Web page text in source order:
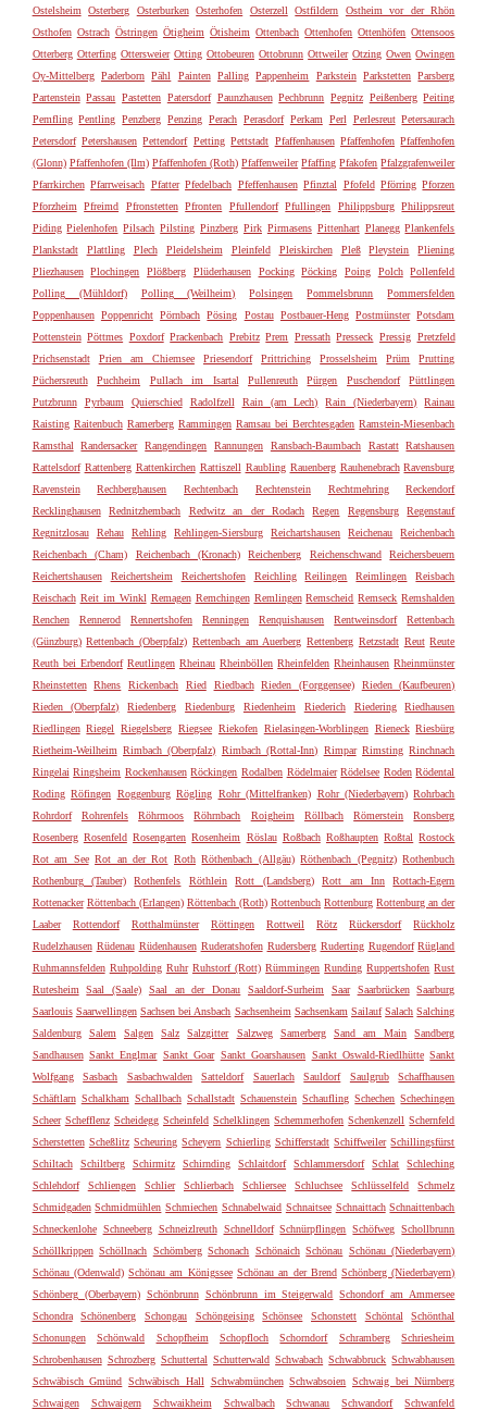
Ostelsheim
Osterberg Osterburken Osterhofen Osterzell Ostfildern
Ostheim vor der Rhön
Osthofen Ostrach Östringen Ötigheim Ötisheim Ottenbach Ottenhofen Ottenhöfen Ottensoos
Otterberg Otterfing Ottersweier Otting Ottobeuren Ottobrunn Ottweiler Otzing Owen Owingen
Oy-Mittelberg Paderborn Pähl Painten Palling Pappenheim Parkstein Parkstetten Parsberg
Partenstein Passau Pastetten Patersdorf Paunzhausen Pechbrunn Pegnitz Peißenberg Peiting
Pemfling Pentling Penzberg Penzing Perach Perasdorf Perkam Perl Perlesreut Petersaurach
Petersdorf Petershausen Pettendorf Petting Pettstadt Pfaffenhausen Pfaffenhofen Pfaffenhofen
(Glonn) Pfaffenhofen (Ilm) Pfaffenhofen (Roth) Pfaffenweiler Pfaffing Pfakofen Pfalzgrafenweiler
Pfarrkirchen Pfarrweisach Pfatter Pfedelbach Pfeffenhausen Pfinztal Pfofeld Pförring Pforzen
Pforzheim
Pfreimd Pfronstetten Pfronten Pfullendorf Pfullingen Philippsburg Philippsreut
Piding Pielenhofen Pilsach Pilsting Pinzberg Pirk Pirmasens Pittenhart Planegg Plankenfels
Plankstadt
Plattling Plech Pleidelsheim Pleinfeld Pleiskirchen Pleß Pleystein
Pliening
Pliezhausen
Plochingen Plößberg Plüderhausen Pocking Pöcking Poing Polch
Pollenfeld
Polling (Mühldorf)
Polling (Weilheim) Polsingen Pommelsbrunn
Pommersfelden
Poppenhausen Poppenricht Pörnbach Pösing Postau Postbauer-Heng Postmünster Potsdam
Pottenstein Pöttmes Poxdorf Prackenbach Prebitz Prem Pressath Presseck Pressig Pretzfeld
Prichsenstadt
Prien am Chiemsee Priesendorf Prittriching Prosselsheim Prüm
Prutting
Püchersreuth
Puchheim Pullach im Isartal Pullenreuth Pürgen Puschendorf
Püttlingen
Putzbrunn
Pyrbaum Quierschied Radolfzell Rain (am Lech) Rain (Niederbayern)
Rainau
Raisting Raitenbuch Ramerberg Rammingen Ramsau bei Berchtesgaden Ramstein-Miesenbach
Ramsthal
Randersacker Rangendingen Rannungen Ransbach-Baumbach Rastatt
Ratshausen
Rattelsdorf Rattenberg Rattenkirchen Rattiszell Raubling Rauenberg Rauhenebrach Ravensburg
Ravenstein
Rechberghausen Rechtenbach Rechtenstein Rechtmehring
Reckendorf
Recklinghausen
Rednitzhembach Redwitz an der Rodach Regen Regensburg
Regenstauf
Regnitzlosau
Rehau Rehling Rehlingen-Siersburg Reichartshausen Reichenau
Reichenbach
Reichenbach (Cham)
Reichenbach (Kronach) Reichenberg Reichenschwand
Reichersbeuern
Reichertshausen
Reichertsheim Reichertshofen Reichling Reilingen Reimlingen
Reisbach
Reischach Reit im Winkl Remagen Remchingen Remlingen Remscheid Remseck Remshalden
Renchen
Rennerod Rennertshofen Renningen Renquishausen Rentweinsdorf
Rettenbach
(Günzburg) Rettenbach (Oberpfalz) Rettenbach am Auerberg Rettenberg Retzstadt Reut Reute
Reuth bei Erbendorf Reutlingen Rheinau Rheinböllen Rheinfelden Rheinhausen Rheinmünster
Rheinstetten
Rhens Rickenbach Ried Riedbach Rieden (Forggensee)
Rieden (Kaufbeuren)
Rieden (Oberpfalz)
Riedenberg Riedenburg Riedenheim Riederich Riedering
Riedhausen
Riedlingen Riegel Riegelsberg Riegsee Riekofen Rielasingen-Worblingen Rieneck Riesbürg
Rietheim-Weilheim Rimbach (Oberpfalz) Rimbach (Rottal-Inn) Rimpar Rimsting Rinchnach
Ringelai Ringsheim Rockenhausen Röckingen Rodalben Rödelmaier Rödelsee Roden Rödental
Roding Röfingen Roggenburg Rögling Rohr (Mittelfranken) Rohr (Niederbayern) Rohrbach
Rohrdorf
Rohrenfels Röhrmoos Röhrnbach Roigheim Röllbach Römerstein
Ronsberg
Rosenberg Rosenfeld Rosengarten Rosenheim Röslau Roßbach Roßhaupten Roßtal Rostock
Rot am See Rot an der Rot Roth Röthenbach (Allgäu) Röthenbach (Pegnitz) Rothenbuch
Rothenburg (Tauber)
Rothenfels Röthlein Rott (Landsberg) Rott am Inn
Rottach-Egern
Rottenacker Röttenbach (Erlangen) Röttenbach (Roth) Rottenbuch Rottenburg Rottenburg an der
Laaber
Rottendorf Rotthalmünster Röttingen Rottweil Rötz Rückersdorf
Rückholz
Rudelzhausen Rüdenau Rüdenhausen Ruderatshofen Rudersberg Ruderting Rugendorf Rügland
Ruhmannsfelden Ruhpolding Ruhr Ruhstorf (Rott) Rümmingen Runding Ruppertshofen Rust
Rutesheim
Saal (Saale) Saal an der Donau Saaldorf-Surheim Saar Saarbrücken
Saarburg
Saarlouis Saarwellingen Sachsen bei Ansbach Sachsenheim Sachsenkam Sailauf Salach Salching
Saldenburg
Salem Salgen Salz Salzgitter Salzweg Samerberg Sand am Main
Sandberg
Sandhausen Sankt Englmar Sankt Goar Sankt Goarshausen Sankt Oswald-Riedlhütte Sankt
Wolfgang
Sasbach Sasbachwalden Satteldorf Sauerlach Sauldorf Saulgrub
Schaffhausen
Schäftlarn Schalkham Schallbach Schallstadt Schauenstein Schaufling Schechen Schechingen
Scheer Schefflenz Scheidegg Scheinfeld Schelklingen Schemmerhofen Schenkenzell Schernfeld
Scherstetten Scheßlitz Scheuring Scheyern Schierling Schifferstadt Schiffweiler Schillingsfürst
Schiltach
Schiltberg Schirmitz Schirnding Schlaitdorf Schlammersdorf Schlat
Schleching
Schlehdorf
Schliengen Schlier Schlierbach Schliersee Schluchsee Schlüsselfeld
Schmelz
Schmidgaden Schmidmühlen Schmiechen Schnabelwaid Schnaitsee Schnaittach Schnaittenbach
Schneckenlohe Schneeberg Schneizlreuth Schnelldorf Schnürpflingen Schöfweg Schollbrunn
Schöllkrippen Schöllnach Schömberg Schonach Schönaich Schönau Schönau (Niederbayern)
Schönau (Odenwald) Schönau am Königssee Schönau an der Brend Schönberg (Niederbayern)
Schönberg (Oberbayern) Schönbrunn Schönbrunn im Steigerwald Schondorf am Ammersee
Schondra
Schönenberg Schongau Schöngeising Schönsee Schonstett Schöntal
Schönthal
Schonungen
Schönwald Schopfheim Schopfloch Schorndorf Schramberg
Schriesheim
Schrobenhausen Schrozberg Schuttertal Schutterwald Schwabach Schwabbruck Schwabhausen
Schwäbisch Gmünd Schwäbisch Hall Schwabmünchen Schwabsoien Schwaig bei Nürnberg
Schwaigen
Schwaigern Schwaikheim Schwalbach Schwanau Schwandorf Schwanfeld